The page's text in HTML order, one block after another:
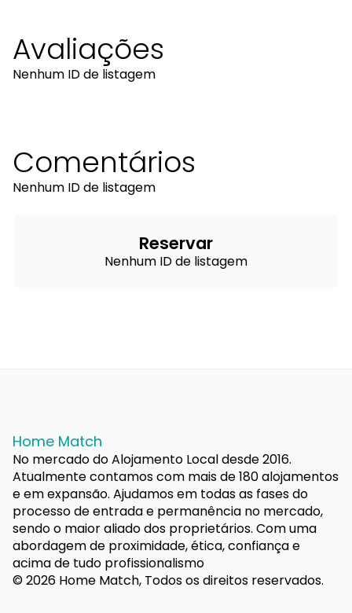
Avaliações
Nenhum ID de listagem
Comentários
Nenhum ID de listagem
Reservar
Nenhum ID de listagem
Home Match
No mercado do Alojamento Local desde 2016.
Atualmente contamos com mais de 180 alojamentos
e em expansão. Ajudamos em todas as fases do
processo de entrada e permanência no mercado,
sendo o maior aliado dos proprietários. Com uma
abordagem de proximidade, ética, confiança e
acima de tudo profissionalismo
© 2026 Home Match, Todos os direitos reservados.